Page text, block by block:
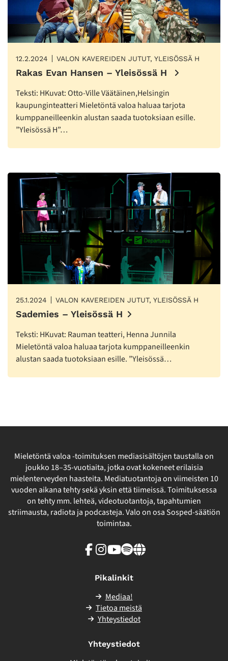
12.2.2024 VALON KAVEREIDEN JUTUT, YLEISÖSSÄ H
Rakas Evan Hansen – Yleisössä H
Teksti: HKuvat: Otto-Ville Väätäinen,Helsingin
kaupunginteatteri Mieletöntä valoa haluaa tarjota
kumppaneilleenkin alustan saada tuotoksiaan esille.
”Yleisössä H”…
25.1.2024 VALON KAVEREIDEN JUTUT, YLEISÖSSÄ H
Sademies – Yleisössä H
Teksti: HKuvat: Rauman teatteri, Henna Junnila
Mieletöntä valoa haluaa tarjota kumppaneilleenkin
alustan saada tuotoksiaan esille. ”Yleisössä…
Mieletöntä valoa -toimituksen mediasisältöjen taustalla on
joukko 18–35-vuotiaita, jotka ovat kokeneet erilaisia
mielenterveyden haasteita. Mediatuotantoja on viimeisten 10
vuoden aikana tehty sekä yksin että tiimeissä. Toimituksessa
on tehty mm. lehteä, videotuotantoja, tapahtumien
striimausta, radiota ja podcasteja. Valo on osa Sosped-säätiön
toimintaa.
Facebook
Instagram
Youtube
SpotifyLinkki
Pikalinkit
Mediaa!
Tietoa meistä
Yhteystiedot
Yhteystiedot